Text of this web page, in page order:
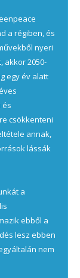
a régiben, és
nyeri
akkor 2050-
egy év alatt
és
csökkenteni
annak,
lássák
a
ebből a
lesz ebben
nem